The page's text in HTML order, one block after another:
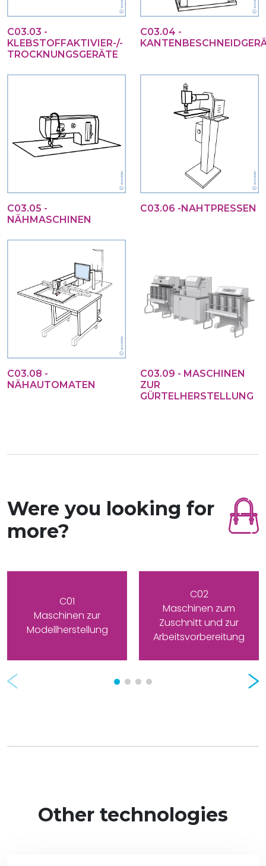
C03.03 -
KLEBSTOFFAKTIVIER-/-
TROCKNUNGSGERÄTE
C03.04 -
C03.05 -
NÄHMASCHINEN
C03.06 -NAHTPRESSEN
C03.08 -
NÄHAUTOMATEN
C03.09 - MASCHINEN
ZUR
GÜRTELHERSTELLUNG
Were you looking for
more?
C01
Maschinen zur
Modellherstellung
C02
Maschinen zum
Zuschnitt und zur
Arbeitsvorbereitung
Prev
Other technologies